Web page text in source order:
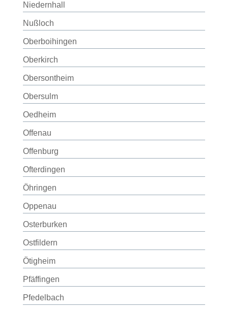
Niedernhall
Nußloch
Oberboihingen
Oberkirch
Obersontheim
Obersulm
Oedheim
Offenau
Offenburg
Ofterdingen
Öhringen
Oppenau
Osterburken
Ostfildern
Ötigheim
Pfäffingen
Pfedelbach